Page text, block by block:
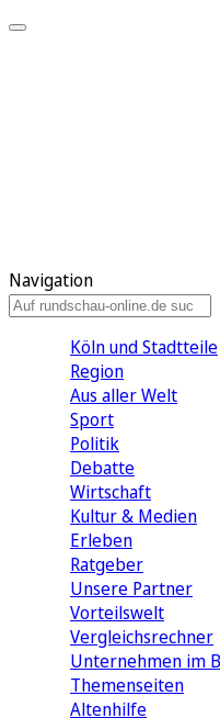
Navigation
Köln und Stadtteile
Region
Aus aller Welt
Sport
Politik
Debatte
Wirtschaft
Kultur & Medien
Erleben
Ratgeber
Unsere Partner
Vorteilswelt
Vergleichsrechner
Unternehmen im
Themenseiten
Altenhilfe